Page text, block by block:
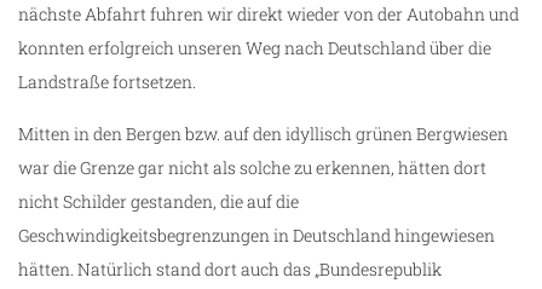
nächste Abfahrt fuhren wir direkt wieder von der Autobahn und
konnten erfolgreich unseren Weg nach Deutschland über die
Landstraße fortsetzen.
Mitten in den Bergen bzw. auf den idyllisch grünen Bergwiesen
war die Grenze gar nicht als solche zu erkennen, hätten dort
nicht Schilder gestanden, die auf die
Geschwindigkeitsbegrenzungen in Deutschland hingewiesen
hätten. Natürlich stand dort auch das „Bundesrepublik